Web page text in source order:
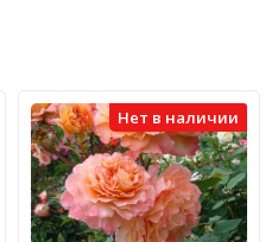
Нет в наличии